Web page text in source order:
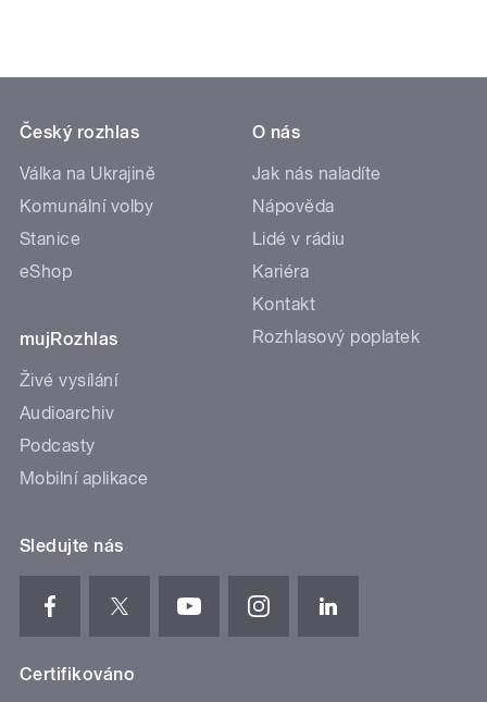
Český rozhlas
Válka na Ukrajině
Komunální volby
Stanice
eShop
mujRozhlas
Živé vysílání
Audioarchiv
Podcasty
Mobilní aplikace
O nás
Jak nás naladíte
Nápověda
Lidé v rádiu
Kariéra
Kontakt
Rozhlasový poplatek
Sledujte nás
Certifikováno